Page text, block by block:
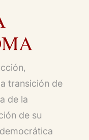
transición de
de la
de su